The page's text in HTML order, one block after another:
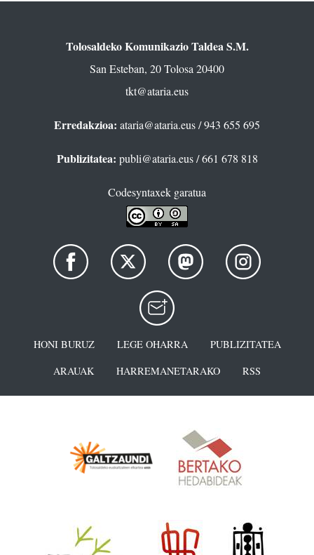
Tolosaldeko Komunikazio Taldea S.M.
San Esteban, 20 Tolosa 20400
tkt@ataria.eus
Erredakzioa: ataria@ataria.eus/ 943 655 695
Publizitatea: publi@ataria.eus/ 661 678 818
Codesyntaxek garatua
HONI BURUZ LEGE OHARRA
PUBLIZITATEA
ARAUAK
HARREMANETARAKO RSS